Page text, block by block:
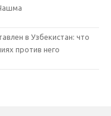
в Узбекистан: что
против него